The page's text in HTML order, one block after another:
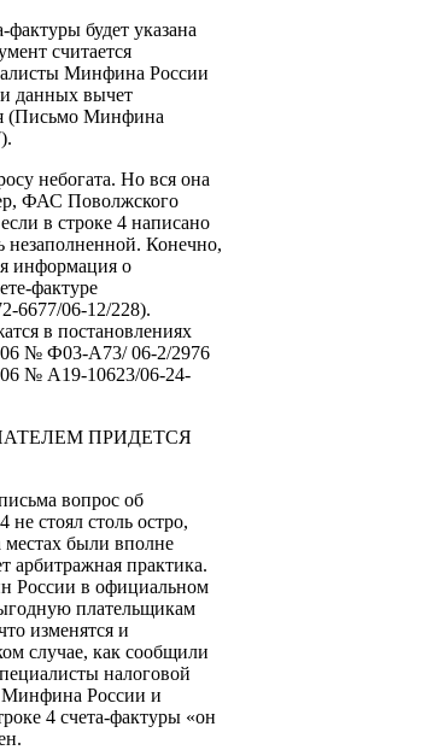
будет указана
считается
Минфина России
данных вычет
(Письмо Минфина
небогата. Но вся она
ФАС Поволжского
в строке 4 написано
незаполненной. Конечно,
информация о
фактуре
6677/06-12/228).
в постановлениях
№ Ф03-А73/ 06-2/2976
№ А19-10623/06-24-
ПРИДЕТСЯ
вопрос об
стоял столь остро,
местах были вполне
арбитражная практика.
России в официальном
плательщикам
изменятся и
случае, как сообщили
налоговой
России и
4 счета-фактуры «он